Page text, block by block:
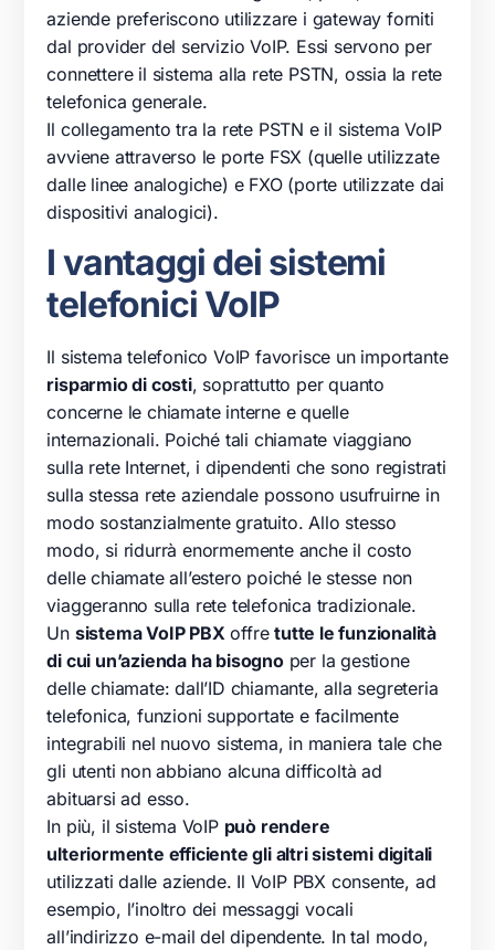
aziende preferiscono utilizzare i gateway forniti
dal provider del servizioVoIP. Essi servono per
connettere il sistema alla rete PSTN, ossia la rete
telefonica generale.
Il collegamento tra la rete PSTN e il sistemaVoIP
avviene attraverso le porte FSX (quelle utilizzate
dalle linee analogiche) e FXO (porte utilizzate dai
dispositivi analogici).
I vantaggi dei sistemi
telefonici VoIP
Il sistematelefonico VoIP favorisce un importante
risparmio di costi, soprattutto per quanto
concerne le chiamate interne e quelle
internazionali. Poiché tali chiamate viaggiano
sulla rete Internet, i dipendenti che sono registrati
sulla stessa rete aziendale possono usufruirne in
modo sostanzialmente gratuito. Allo stesso
modo, si ridurrà enormemente anche il costo
delle chiamate all’estero poiché le stesse non
viaggeranno sulla rete telefonica tradizionale.
Un sistemaVoIP PBXoffretutte le funzionalità
di cui un’azienda ha bisognoper lagestione
delle chiamate: dall’ID chiamante, alla segreteria
telefonica, funzioni supportate e facilmente
integrabili nel nuovo sistema, in maniera tale che
gli utenti non abbiano alcuna difficoltà ad
abituarsi ad esso.
In più, il sistema VoIP può rendere
ulteriormente efficiente gli altri sistemi digitali
utilizzati dalle aziende. Il VoIP PBX consente, ad
esempio, l’inoltro dei messaggi vocali
all’indirizzo e-mail del dipendente. In tal modo,